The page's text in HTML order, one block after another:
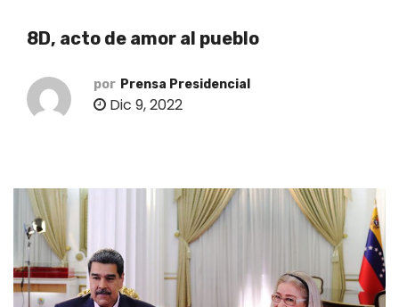
8D, acto de amor al pueblo
por Prensa Presidencial
Dic 9, 2022